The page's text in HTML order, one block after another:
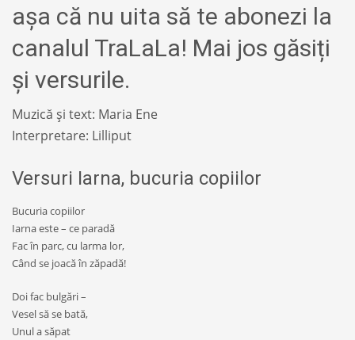
așa că nu uita să te abonezi la
canalul TraLaLa! Mai jos găsiți
și versurile.
Muzică și text: Maria Ene
Interpretare: Lilliput
Versuri Iarna, bucuria copiilor
Bucuria copiilor
Iarna este – ce paradă
Fac în parc, cu larma lor,
Când se joacă în zăpadă!
Doi fac bulgări –
Vesel să se bată,
Unul a săpat